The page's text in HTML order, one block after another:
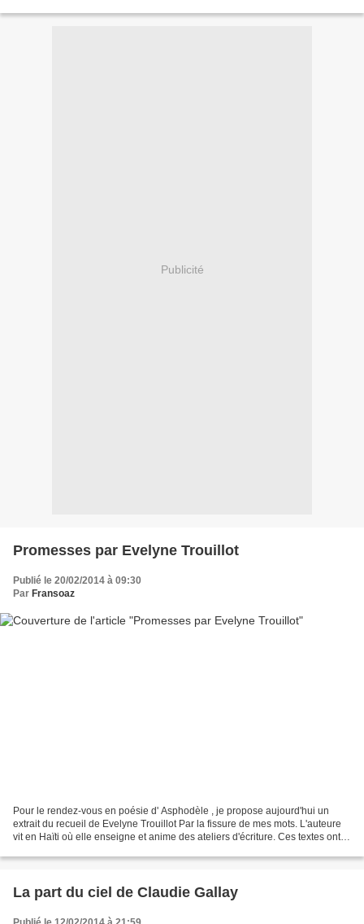
Publicité
Promesses par Evelyne Trouillot
Publié le 20/02/2014 à 09:30
Par Fransoaz
Pour le rendez-vous en poésie d' Asphodèle , je propose aujourd'hui un
extrait du recueil de Evelyne Trouillot Par la fissure de mes mots. L'auteure
vit en Haïti où elle enseigne et anime des ateliers d'écriture. Ces textes ont
La part du ciel de Claudie Gallay